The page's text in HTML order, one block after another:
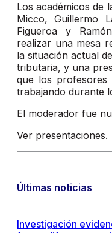
Los académicos de
Micco, Guillermo
Figueroa y
realizar una mesa
la situación actual
tributaria, y una
que los profesores
trabajando durante
El moderador fue
Ver presentaciones.
Últimas noticias
Investigación